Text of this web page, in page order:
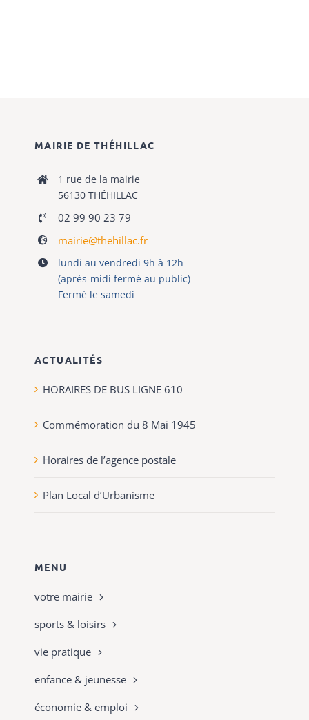
MAIRIE DE THÉHILLAC
1 rue de la mairie
56130 THÉHILLAC
02 99 90 23 79
mairie@thehillac.fr
lundi au vendredi 9h à 12h
(après-midi fermé au public)
Fermé le samedi
ACTUALITÉS
HORAIRES DE BUS LIGNE 610
Commémoration du 8 Mai 1945
Horaires de l’agence postale
Plan Local d’Urbanisme
MENU
votre mairie
sports & loisirs
vie pratique
enfance & jeunesse
économie & emploi